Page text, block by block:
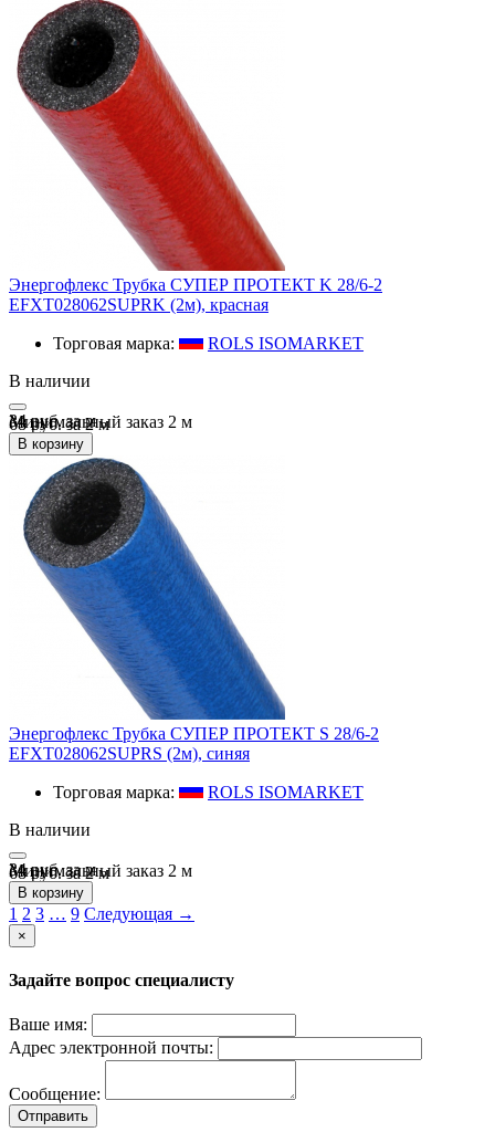
Энергофлекс Трубка СУПЕР ПРОТЕКТ K 28/6-2
EFXT028062SUPRK (2м), красная
Торговая марка:
ROLS ISOMARKET
В наличии
34 руб.зам
68 руб. за 2 м
Минимальный заказ 2 м
В корзину
Энергофлекс Трубка СУПЕР ПРОТЕКТ S 28/6-2
EFXT028062SUPRS (2м), синяя
Торговая марка:
ROLS ISOMARKET
В наличии
34 руб.зам
68 руб. за 2 м
Минимальный заказ 2 м
В корзину
1 2 3 … 9 Следующая →
×
Задайте вопрос специалисту
Ваше имя:
Адрес электронной почты:
Сообщение:
Отправить